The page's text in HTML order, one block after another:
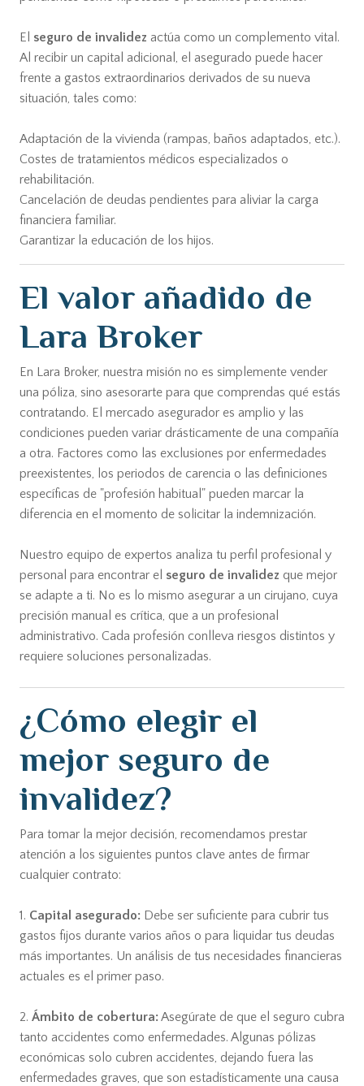
El seguro de invalidez actúa como un complemento vital.
Al recibir un capital adicional, el asegurado puede hacer
frente a gastos extraordinarios derivados de su nueva
situación, tales como:
Adaptación de la vivienda (rampas, baños adaptados, etc.).
Costes de tratamientos médicos especializados o
rehabilitación.
Cancelación de deudas pendientes para aliviar la carga
financiera familiar.
Garantizar la educación de los hijos.
El valor añadido de
Lara Broker
En Lara Broker, nuestra misión no es simplemente vender
una póliza, sino asesorarte para que comprendas qué estás
contratando. El mercado asegurador es amplio y las
condiciones pueden variar drásticamente de una compañía
a otra. Factores como las exclusiones por enfermedades
preexistentes, los periodos de carencia o las definiciones
específicas de "profesión habitual" pueden marcar la
diferencia en el momento de solicitar la indemnización.
Nuestro equipo de expertos analiza tu perfil profesional y
personal para encontrar el seguro de invalidez que mejor
se adapte a ti. No es lo mismo asegurar a un cirujano, cuya
precisión manual es crítica, que a un profesional
administrativo. Cada profesión conlleva riesgos distintos y
requiere soluciones personalizadas.
¿Cómo elegir el
mejor seguro de
invalidez?
Para tomar la mejor decisión, recomendamos prestar
atención a los siguientes puntos clave antes de firmar
cualquier contrato:
1. Capital asegurado:Debe ser suficiente para cubrir tus
gastos fijos durante varios años o para liquidar tus deudas
más importantes. Un análisis de tus necesidades financieras
actuales es el primer paso.
2. Ámbito de cobertura:Asegúrate de que el seguro cubra
tanto accidentes como enfermedades. Algunas pólizas
económicas solo cubren accidentes, dejando fuera las
enfermedades graves, que son estadísticamente una causa